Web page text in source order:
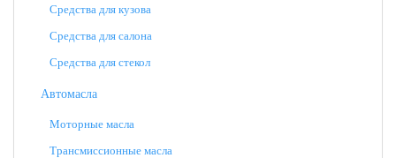
Средства для кузова
Средства для салона
Средства для стекол
Автомасла
Моторные масла
Трансмиссионные масла